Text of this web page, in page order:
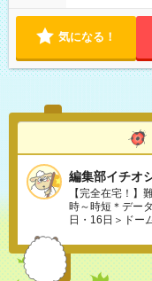
気になる！
編集部イチオ
【完全在宅！】
時～時短＊デー
日・16日＞ドー